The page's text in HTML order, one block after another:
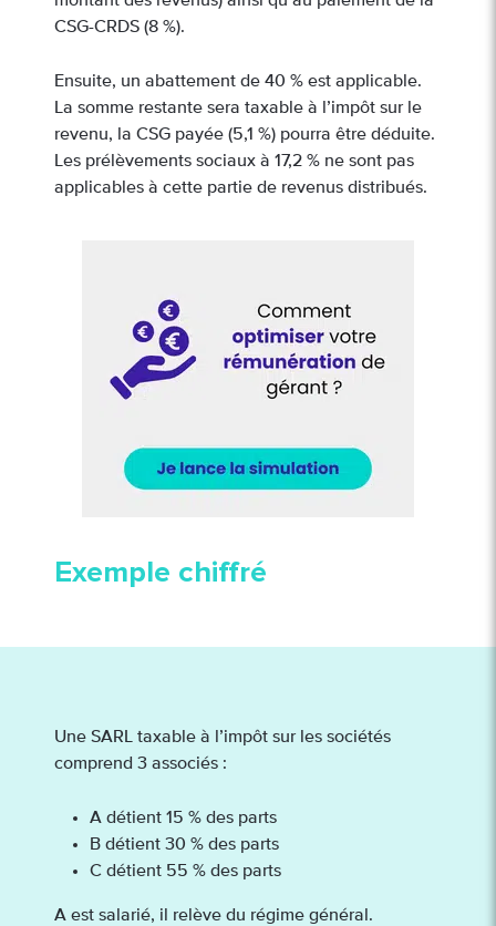
CSG-CRDS (8 %).
Ensuite, un abattement de 40 % est applicable.
La somme restante sera taxable à l’impôt sur le
revenu, la CSG payée (5,1 %) pourra être déduite.
Les prélèvements sociaux à 17,2 % ne sont pas
applicables à cette partie de revenus distribués.
Exemple chiffré
Une SARL taxable à l’impôt sur les sociétés
comprend 3 associés :
A détient 15 % des parts
B détient 30 % des parts
C détient 55 % des parts
A est salarié, il relève du régime général.